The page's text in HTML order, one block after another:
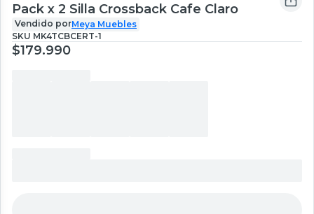
Pack x 2 Silla Crossback Cafe Claro
Vendido porMeya Muebles
SKU MK4TCBCERT-1
$179.990